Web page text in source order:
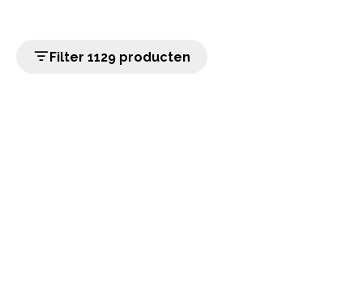
Filter 1129 producten